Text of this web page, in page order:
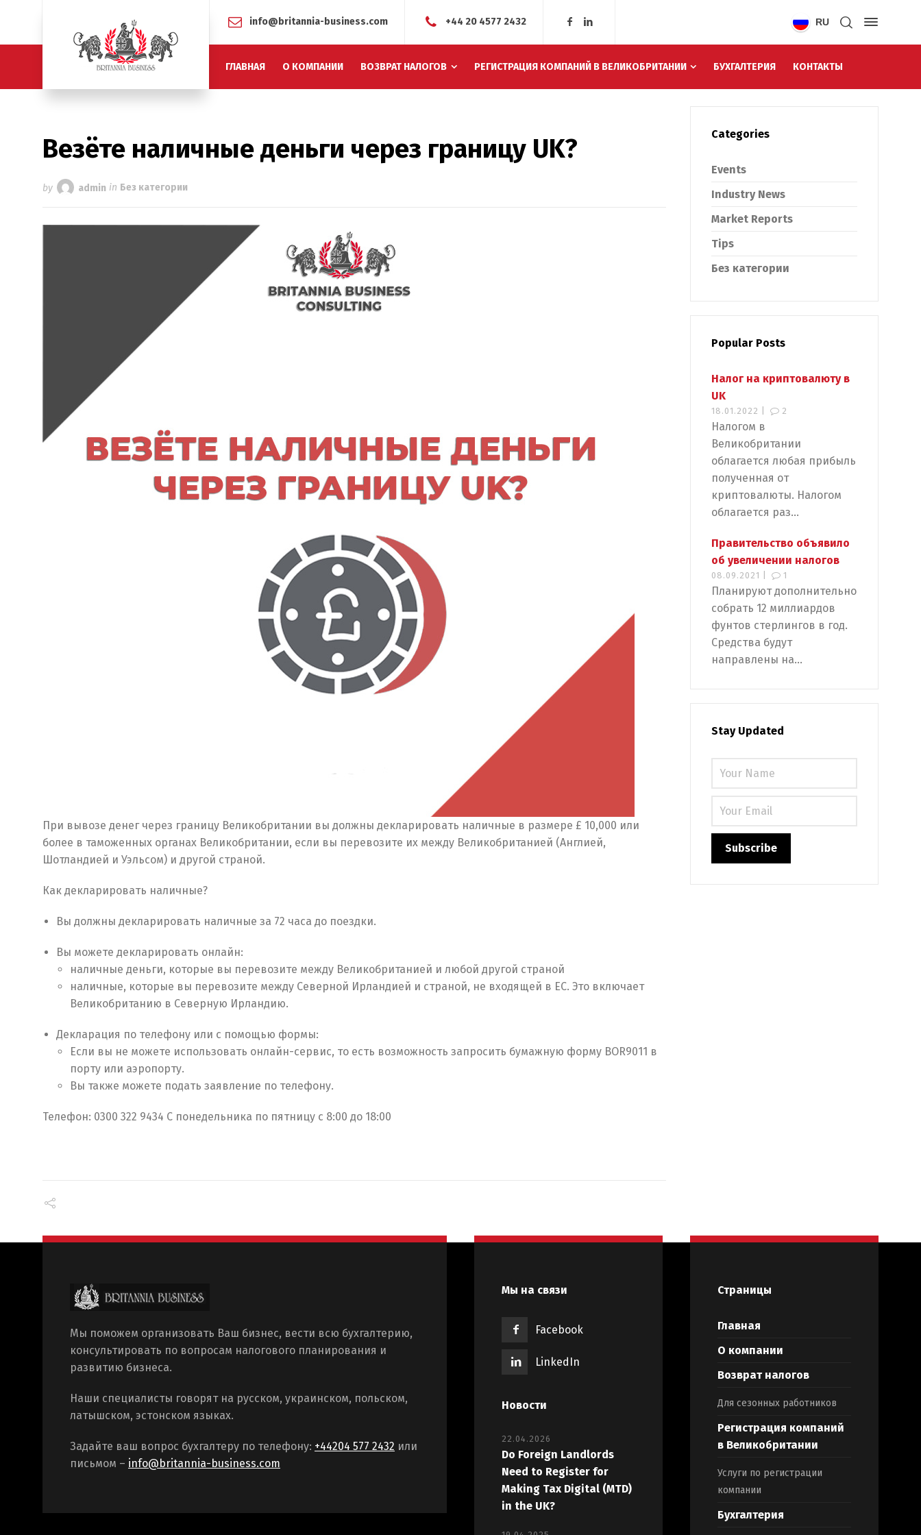
info@britannia-business.com +44 20 4577 2432 RU
ГЛАВНАЯ О КОМПАНИИ ВОЗВРАТ НАЛОГОВ РЕГИСТРАЦИЯ КОМПАНИЙ В ВЕЛИКОБРИТАНИИ БУХГАЛТЕРИЯ КОНТАКТЫ
Везёте наличные деньги через границу UK?
by admin in Без категории
При вывозе денег через границу Великобритании вы должны декларировать наличные в размере £ 10,000 или
более в таможенных органах Великобритании, если вы перевозите их между Великобританией (Англией,
Шотландией и Уэльсом) и другой страной.
Как декларировать наличные?
Вы должны декларировать наличные за 72 часа до поездки.
Вы можете декларировать онлайн:
наличные деньги, которые вы перевозите между Великобританией и любой другой страной
наличные, которые вы перевозите между Северной Ирландией и страной, не входящей в ЕС. Это включает
Великобританию в Северную Ирландию.
Декларация по телефону или с помощью формы:
Если вы не можете использовать онлайн-сервис, то есть возможность запросить бумажную форму BOR9011 в
порту или аэропорту.
Вы также можете подать заявление по телефону.
Телефон: 0300 322 9434 С понедельника по пятницу с 8:00 до 18:00
Categories
Events
Industry News
Market Reports
Tips
Без категории
Popular Posts
Налог на криптовалюту в
UK
18.01.2022 | 2
Налогом в
Великобритании
облагается любая прибыль
полученная от
криптовалюты. Налогом
облагается раз...
Правительство объявило
об увеличении налогов
08.09.2021 | 1
Планируют дополнительно
собрать 12 миллиардов
фунтов стерлингов в год.
Средства будут
направлены на...
Stay Updated
Мы поможем организовать Ваш бизнес, вести всю бухгалтерию,
консультировать по вопросам налогового планирования и
развитию бизнеса.
Наши специалисты говорят на русском, украинском, польском,
латышском, эстонском языках.
Задайте ваш вопрос бухгалтеру по телефону: +44204 577 2432 или
письмом – info@britannia-business.com
Мы на связи
Facebook
LinkedIn
Новости
22.04.2026
Do Foreign Landlords
Need to Register for
Making Tax Digital (MTD)
in the UK?
Страницы
Главная
О компании
Возврат налогов
Для сезонных работников
Регистрация компаний
в Великобритании
Услуги по регистрации
компании
Бухгалтерия
Switch The Language